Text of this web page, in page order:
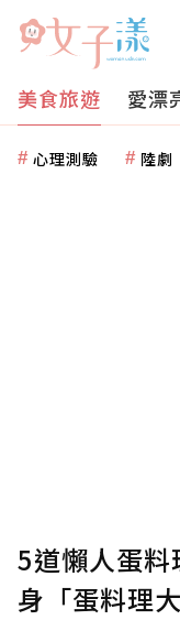
美食旅遊 愛漂
心理測驗 陸劇
5道懶人蛋
身「蛋料理大